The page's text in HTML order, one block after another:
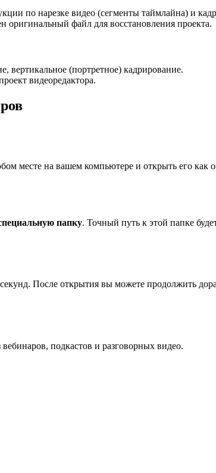
по нарезке видео (сегменты таймлайна) и
оригинальный файл для восстановления проекта.
вертикальное (портретное) кадрирование.
видеоредактора.
месте на вашем компьютере и открыть его
папку. Точный путь к этой папке
секунд. После открытия вы можете продолжить
подкастов и разговорных видео.